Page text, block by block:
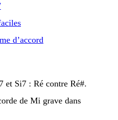
d’accord
et Si7 : Ré contre Ré#.
de Mi grave dans